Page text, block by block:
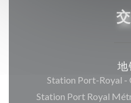
地
Station Port-Royal -
Station Port Royal